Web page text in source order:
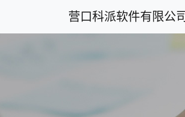
营口科派软件有限公司